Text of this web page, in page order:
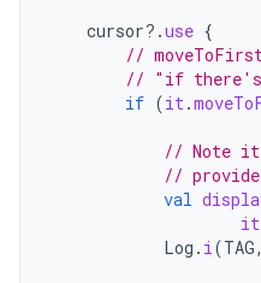
cursor?.use {
//
// "if there's
if (it.
// Note
//
val
it
Log . i(TAG,